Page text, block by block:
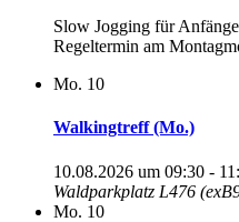
Slow Jogging für
Regeltermin am
Mo. 10
Walkingtreff (Mo.)
10.08.2026 um 09:30 -
Waldparkplatz L476
Mo. 10